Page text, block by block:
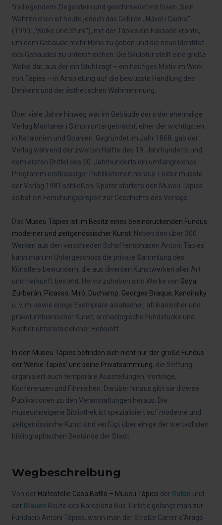
freiliegendem Ziegelstein und geschmiedetem Eisen. Sein
Wahrzeichen ist heute jedoch das Gebilde „Núvol i Cadira“
(1990, „Wolke und Stuhl”), mit der Tàpies die Fassade krönte,
um dem Gebäude mehr Höhe zu geben und die neue Identität
des Gebäudes zu unterstreichen. Die Skulptur stellt eine große
Wolke dar, aus der ein Stuhl ragt – ein häufiges Motiv im Werk
von Tàpies – in Anspielung auf die bewusste Handlung des
Denkens und der ästhetischen Wahrnehmung.
Über viele Jahre hinweg war im Gebäude der s der ehemalige
Verlag Montaner i Simon untergebracht, einer der wichtigsten
in Katalonien und Spanien. Gegründet im Jahr 1868, gab der
Verlag während der zweiten Hälfte des 19. Jahrhunderts und
dem ersten Drittel des 20. Jahrhunderts ein umfangreiches
Programm erstklassiger Publikationen heraus. Leider musste
der Verlag 1981 schließen. Später startete den Museu Tàpies
selbst ein Forschungsprojekt zur Geschichte des Verlags.
Das Museu Tàpies ist im Besitz eines beeindruckenden Fundus
moderner und zeitgenössischer Kunst . Neben den über 300
Werken aus den verschieden Schaffensphasen Antoni Tàpies‘
kann man im Untergeschoss die private Sammlung des
Künstlers bewundern, die aus diversen Kunstwerken aller Art
und Herkunft besteht. Hervorzuheben sind Werke von Goya,
Zurbarán, Picasso, Miró, Duchamp, Georges Braque, Kandinsky
u. v. m. sowie einige Exemplare asiatischer, afrikanischer und
präkolumbianischer Kunst, archäologische Fundstücke und
Bücher unterschiedlicher Herkunft.
In den Museu Tàpies befinden sich nicht nur der große Fundus
der Werke Tapiès‘ und seine Privatsammlung, die Stiftung
organisiert auch temporäre Ausstellungen, Vorträge,
Konferenzen und Filmreihen. Darüber hinaus gibt sie diverse
Publikationen zu den Veranstaltungen heraus. Die
museumseigene Bibliothek ist spezialisiert auf moderne und
zeitgenössische Kunst und verfügt über einige der wertvollsten
bibliographischen Bestände der Stadt.
Wegbeschreibung
Von der Haltestelle Casa Batlló – Museu Tàpies der Roten und
der Blauen Route des Barcelona Bus Turístic gelangt man zur
Fundació Antoni Tàpies, wenn man der Straße Carrer d’Aragó